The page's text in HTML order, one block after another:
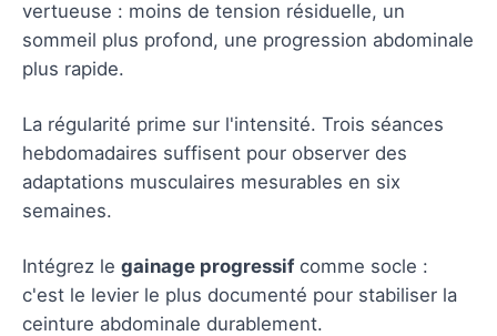
vertueuse : moins de tension résiduelle, un
sommeil plus profond, une progression abdominale
plus rapide.
La régularité prime sur l'intensité. Trois séances
hebdomadaires suffisent pour observer des
adaptations musculaires mesurables en six
semaines.
Intégrez le gainage progressifcomme socle :
c'est le levier le plus documenté pour stabiliser la
ceinture abdominale durablement.